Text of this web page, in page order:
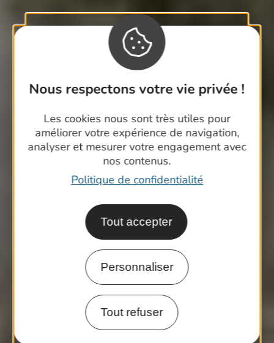
Nous respectons votre vie privée !
Les cookies nous sont très utiles pour
améliorer votre expérience de navigation,
analyser et mesurer votre engagement avec
nos contenus.
Politique de confidentialité
Tout accepter
Personnaliser
Tout refuser